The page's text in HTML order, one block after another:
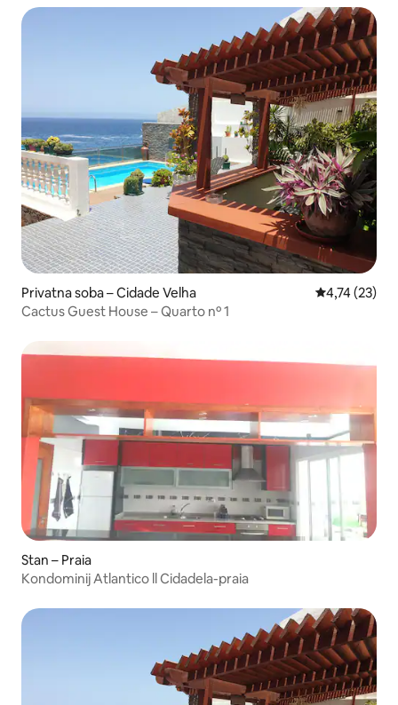
Privatna soba – Cidade Velha Prosječna
4,74 (23)
Cactus Guest House – Quarto nº 1
Stan – Praia
Kondominij Atlantico ll Cidadela-praia